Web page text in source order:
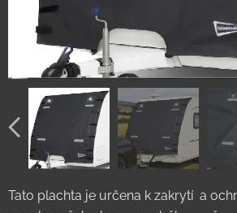
Tato plachta je určena k zakrytí a